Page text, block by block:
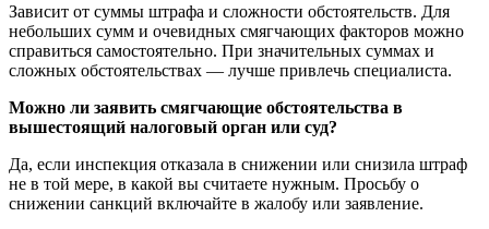
Зависит от суммы штрафа и сложности обстоятельств. Для
небольших сумм и очевидных смягчающих факторов можно
справиться самостоятельно. При значительных суммах и
сложных обстоятельствах — лучше привлечь специалиста.
Можно ли заявить смягчающие обстоятельства в
вышестоящий налоговый орган или суд?
Да, если инспекция отказала в снижении или снизила штраф
не в той мере, в какой вы считаете нужным. Просьбу о
снижении санкций включайте в жалобу или заявление.